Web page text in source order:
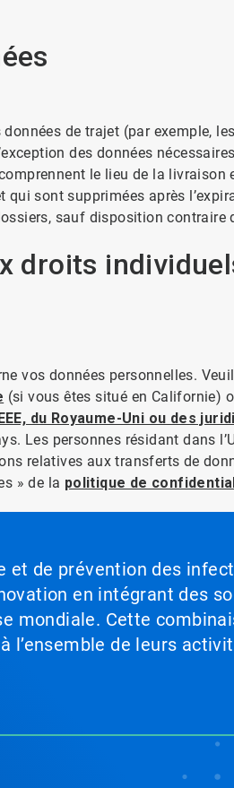
de trajet (par exemple,
des données
le lieu de la livraison
sont supprimées après
sauf disposition contraire
droits
vos données personnelles.
(si vous êtes situé en Californie)
du Royaume-Uni ou des
Les personnes résidant dans
relatives aux transferts de
» de la politique de
et de prévention des
en intégrant des
mondiale. Cette
l’ensemble de leurs